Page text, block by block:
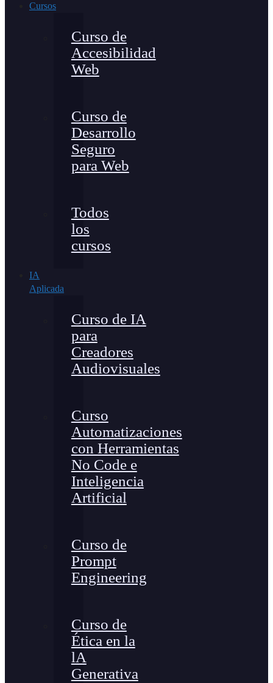
Cursos
Curso de
Accesibilidad
Web
Curso de
Desarrollo
Seguro
para Web
Todos
los
cursos
IA
Aplicada
Curso de IA
para
Creadores
Audiovisuales
Curso
Automatizaciones
con Herramientas
No Code e
Inteligencia
Artificial
Curso de
Prompt
Engineering
Curso de
Ética en la
lA
Generativa